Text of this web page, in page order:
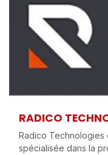
RADICO
Radico Technologies
spécialisée dans la